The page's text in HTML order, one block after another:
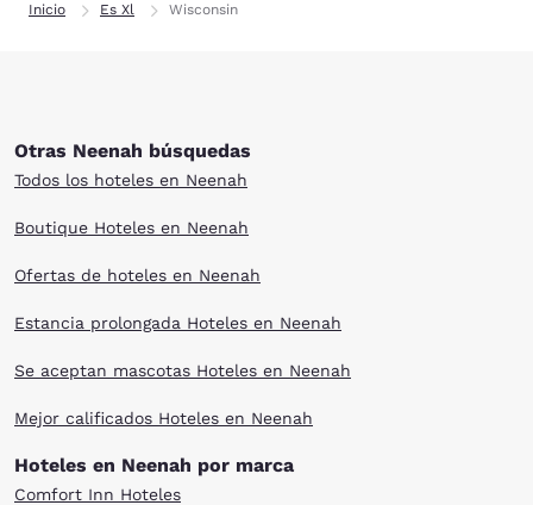
Inicio Es Xl Wisconsin
Otras Neenah búsquedas
Todos los hoteles en Neenah
Boutique Hoteles en Neenah
Ofertas de hoteles en Neenah
Estancia prolongada Hoteles en Neenah
Se aceptan mascotas Hoteles en Neenah
Mejor calificados Hoteles en Neenah
Hoteles en Neenah por marca
Comfort Inn Hoteles